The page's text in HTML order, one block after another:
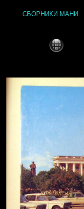
СБОРНИКИ МАНИ